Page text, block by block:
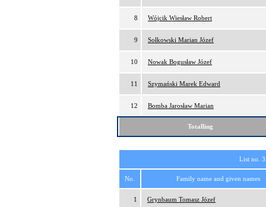
8 Wójcik Wiesław Robert
9 Sołkowski Marian Józef
10 Nowak Bogusław Józef
11 Szymański Marek Edward
12 Bomba Jarosław Marian
Totalling
List no.
No. Family name and given names
1 Grynbaum Tomasz Józef